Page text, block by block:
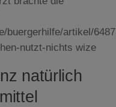
buergerhilfe/artikel/
nutzt-nichts wize
natürlich